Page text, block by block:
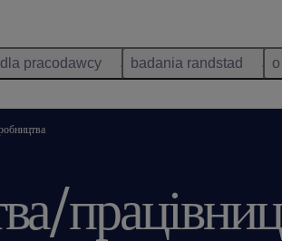
dla pracodawcy badania randstad